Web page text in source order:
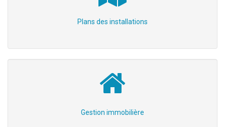
Plans des installations
Gestion immobilière